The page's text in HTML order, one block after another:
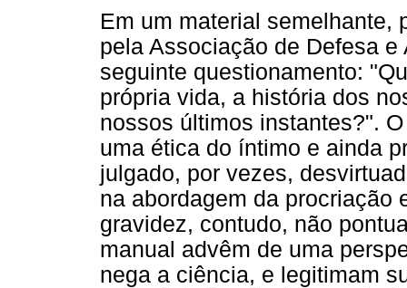
Em um material semelhante,
pela Associação de Defesa
seguinte questionamento:
própria vida, a história dos
nossos últimos instantes?".
uma ética do íntimo e ainda
julgado, por vezes,
na abordagem da procriação
gravidez, contudo, não
manual advêm de uma
nega a ciência, e legitimam